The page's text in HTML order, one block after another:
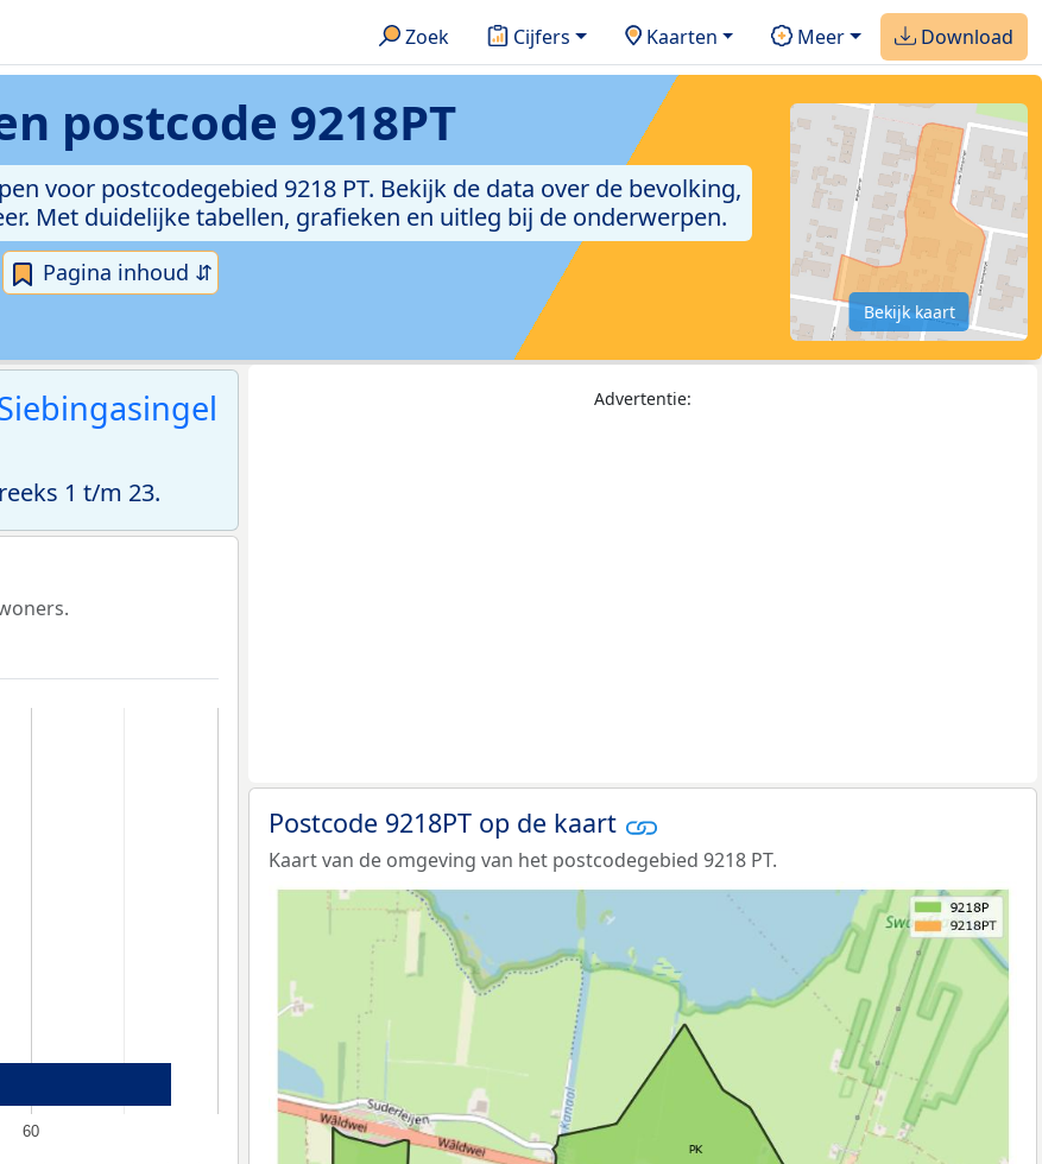
Zoek Cijfers Kaarten Meer Download
postcode 9218PT
voor postcodegebied 9218 PT. Bekijk de data over de bevolking,
Met duidelijke tabellen, grafieken en uitleg bij de onderwerpen.
Pagina inhoud ⇵
Bekijk kaart
1 t/m 23.
60
Advertentie:
Postcode 9218PT op de kaart
Kaart van de omgeving van het postcodegebied 9218 PT.